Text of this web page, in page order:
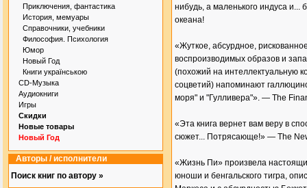
Приключения, фантастика
История, мемуары
Справочники, учебники
Философия. Психология
Юмор
Новый Год
Книги українською
CD-Музыка
Аудиокниги
Игры
Скидки
Новые товары
Новый Год
Авторы / исполнители
Поиск книг по автору »
нибудь, а маленького индуса и...
океана!
«Жуткое, абсурдное,
воспроизводимых образов и
(похожий на интеллектуальную
соцветий) напоминают
моря" и "Гулливера"». — The
«Эта книга вернет вам веру в
сюжет... Потрясающе!» — The
«Жизнь Пи» произвела
юноши и бенгальского тигра,